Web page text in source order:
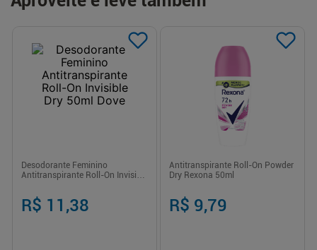
Desodorante Feminino
Antitranspirante Roll-On Invisible
R$ 11,38
Antitranspirante Roll-On Powder
Dry Rexona 50ml
R$ 9,79